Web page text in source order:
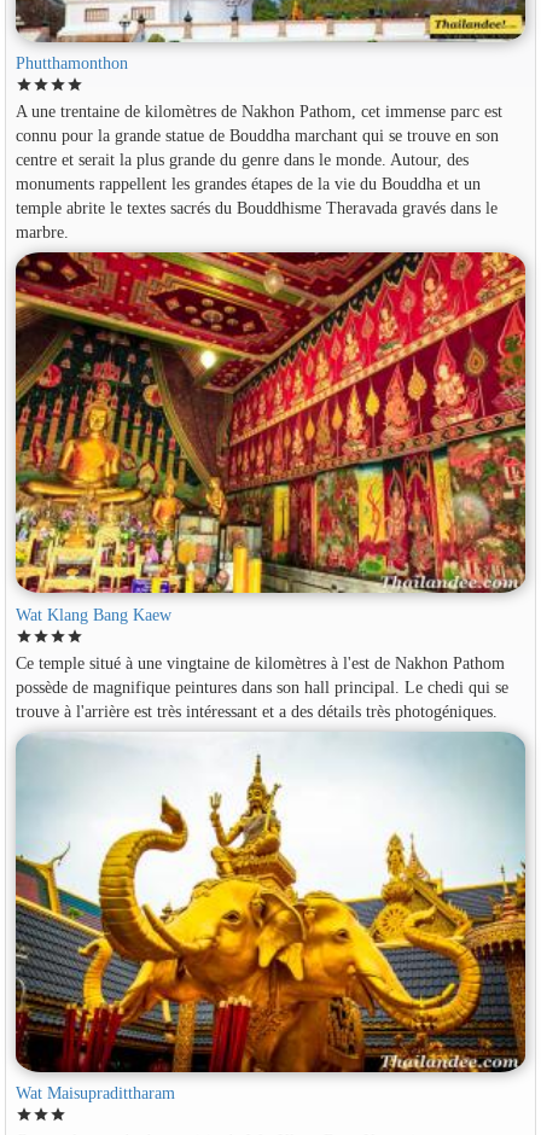
Phutthamonthon
starstarstarstar
A une trentaine de kilomètres de Nakhon Pathom, cet immense parc est
connu pour la grande statue de Bouddha marchant qui se trouve en son
centre et serait la plus grande du genre dans le monde. Autour, des
monuments rappellent les grandes étapes de la vie du Bouddha et un
temple abrite le textes sacrés du Bouddhisme Theravada gravés dans le
marbre.
Wat Klang Bang Kaew
starstarstarstar
Ce temple situé à une vingtaine de kilomètres à l'est de Nakhon Pathom
possède de magnifique peintures dans son hall principal. Le chedi qui se
trouve à l'arrière est très intéressant et a des détails très photogéniques.
Wat Maisupradittharam
starstarstar